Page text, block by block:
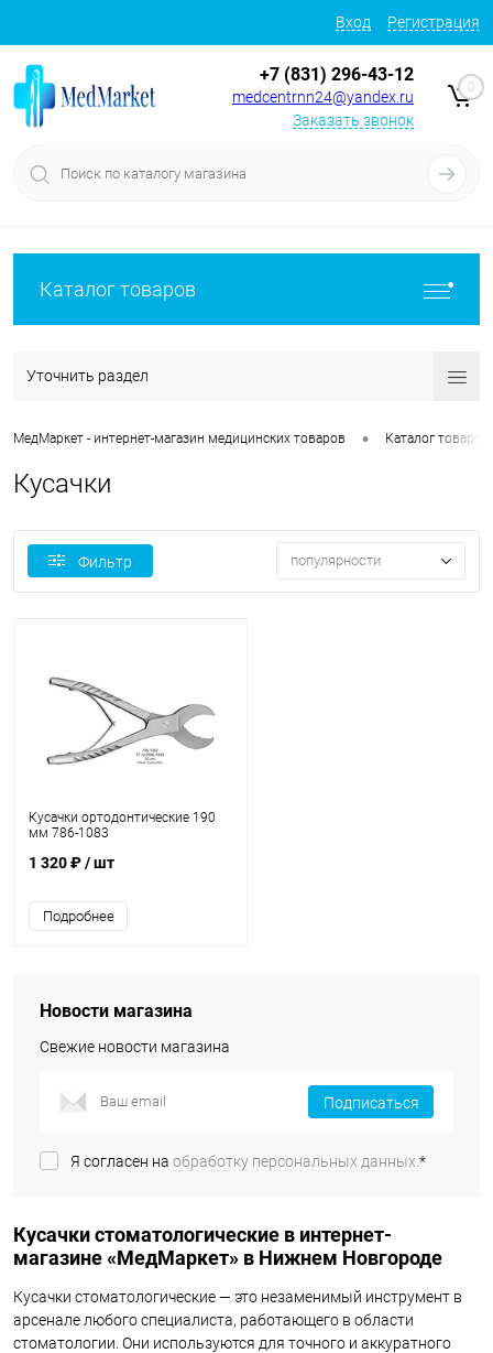
Вход Регистрация
+7 (831) 296-43-12
medcentrnn24@yandex.ru
Заказать звонок
0
Каталог товаров
Уточнить раздел
МедМаркет - интернет-магазин медицинских товаров • Каталог товаров
Кусачки
Фильтр популярности
Кусачки ортодонтические 190
мм 786-1083
1 320 ₽/ шт
Подробнее
Новости магазина
Свежие новости магазина
Подписаться
Я согласен на обработку персональных данных.*
Кусачки стоматологические в интернет-
магазине «МедМаркет» в Нижнем Новгороде
Кусачки стоматологические — это незаменимый инструмент в
арсенале любого специалиста, работающего в области
стоматологии. Они используются для точного и аккуратного